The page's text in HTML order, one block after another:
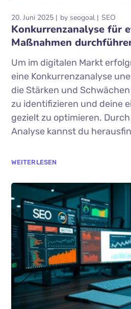
20. Juni 2025 by seogoal SEO
Konkurrenzanalyse für
Maßnahmen
Um im digitalen Markt
eine Konkurrenzanalyse
die Stärken und
zu identifizieren und deine
gezielt zu optimieren.
Analyse kannst du
WEITERLESEN